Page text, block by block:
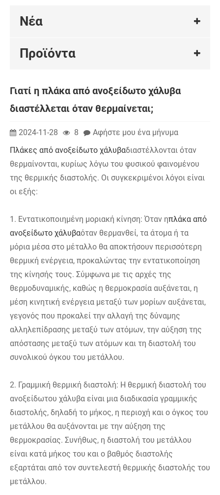
Νέα
Προϊόντα
Γιατί η πλάκα από ανοξείδωτο χάλυβα
διαστέλλεται όταν θερμαίνεται;
2024-11-28 8
Αφήστε μου ένα μήνυμα
Πλάκες από ανοξείδωτο χάλυβαδιαστέλλονται όταν
θερμαίνονται, κυρίως λόγω του φυσικού φαινομένου
της θερμικής διαστολής. Οι συγκεκριμένοι λόγοι είναι
οι εξής:
1. Εντατικοποιημένη μοριακή κίνηση: Όταν ηπλάκα από
ανοξείδωτο χάλυβαόταν θερμανθεί, τα άτομα ή τα
μόρια μέσα στο μέταλλο θα αποκτήσουν περισσότερη
θερμική ενέργεια, προκαλώντας την εντατικοποίηση
της κίνησής τους. Σύμφωνα με τις αρχές της
θερμοδυναμικής, καθώς η θερμοκρασία αυξάνεται, η
μέση κινητική ενέργεια μεταξύ των μορίων αυξάνεται,
γεγονός που προκαλεί την αλλαγή της δύναμης
αλληλεπίδρασης μεταξύ των ατόμων, την αύξηση της
απόστασης μεταξύ των ατόμων και τη διαστολή του
συνολικού όγκου του μετάλλου.
2. Γραμμική θερμική διαστολή: Η θερμική διαστολή του
ανοξείδωτου χάλυβα είναι μια διαδικασία γραμμικής
διαστολής, δηλαδή το μήκος, η περιοχή και ο όγκος του
μετάλλου θα αυξάνονται με την αύξηση της
θερμοκρασίας. Συνήθως, η διαστολή του μετάλλου
είναι κατά μήκος του και ο βαθμός διαστολής
εξαρτάται από τον συντελεστή θερμικής διαστολής του
μετάλλου.